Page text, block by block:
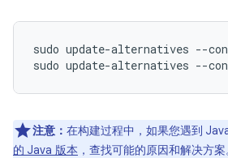
sudo update-alternatives --
注意： 在构建过程中，如果您遇到
的 Java 版本 ，查找可能的原因和解决方案